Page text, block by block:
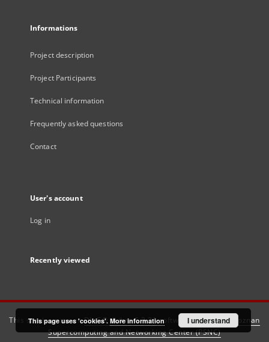
Informations
Project description
Project Participants
Technical information
Frequently asked questions
Contact
User's account
Log in
Recently viewed
This service runs onDInGO dLibra 6.3.21software created by
Poznan
Supercomputing and Networking Center (PSNC)
This page uses 'cookies'. More information I understand